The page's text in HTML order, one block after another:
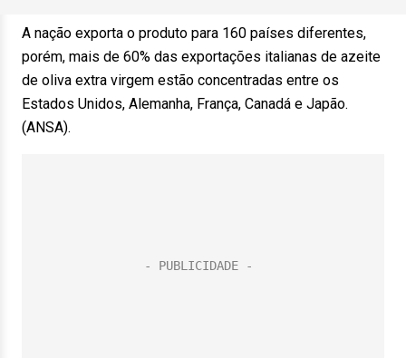
A nação exporta o produto para 160 países diferentes,
porém, mais de 60% das exportações italianas de azeite
de oliva extra virgem estão concentradas entre os
Estados Unidos, Alemanha, França, Canadá e Japão.
(ANSA).